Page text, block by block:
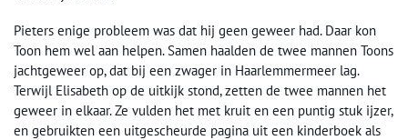
Pieters enige probleem was dat hij geen geweer had. Daar kon
Toon hem wel aan helpen. Samen haalden de twee mannen Toons
jachtgeweer op, dat bij een zwager in Haarlemmermeer lag.
Terwijl Elisabeth op de uitkijk stond, zetten de twee mannen het
geweer in elkaar. Ze vulden het met kruit en een puntig stuk ijzer,
en gebruikten een uitgescheurde pagina uit een kinderboek als